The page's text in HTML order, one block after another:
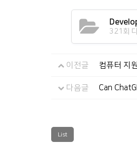
321회
이전글 컴퓨터 지
다음글 Can
List